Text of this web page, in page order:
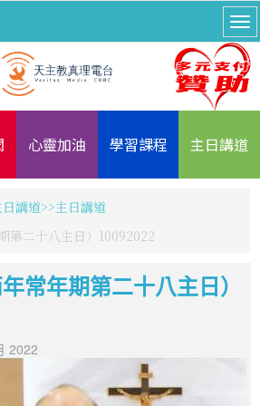
心靈加油 學習課程 主日講道
日講道
主日講道
第二十八主日）10092022
常年期第二十八主日）
2022